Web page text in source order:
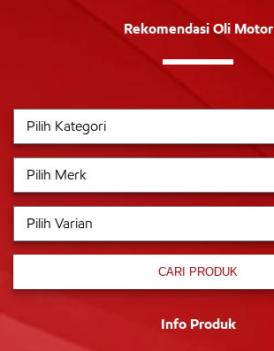
Rekomendasi Oli Motor
CARI PRODUK
Info Produk